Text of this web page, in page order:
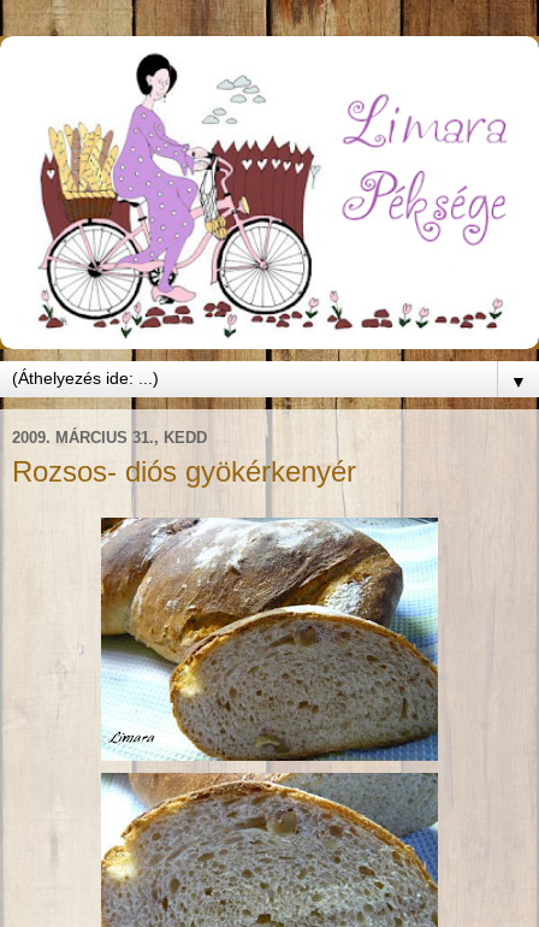
▼
2009. MÁRCIUS 31., KEDD
Rozsos- diós gyökérkenyér